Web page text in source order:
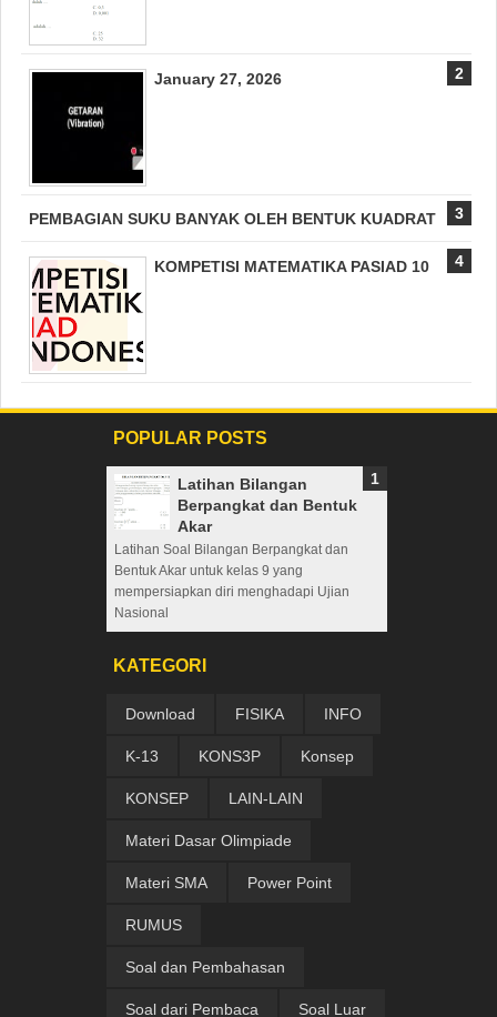
January 27, 2026
PEMBAGIAN SUKU BANYAK OLEH BENTUK KUADRAT
KOMPETISI MATEMATIKA PASIAD 10
POPULAR POSTS
Latihan Bilangan
Berpangkat dan Bentuk
Akar
Latihan Soal Bilangan Berpangkat dan
Bentuk Akar untuk kelas 9 yang
mempersiapkan diri menghadapi Ujian
Nasional
KATEGORI
Download FISIKA INFO
K-13 KONS3P Konsep
KONSEP LAIN-LAIN
Materi Dasar Olimpiade
Materi SMA Power Point
RUMUS
Soal dan Pembahasan
Soal dari Pembaca Soal Luar